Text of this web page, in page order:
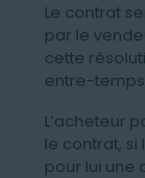
Le contrat
par le
cette
entre-
L’acheteur
le contrat,
pour lui une